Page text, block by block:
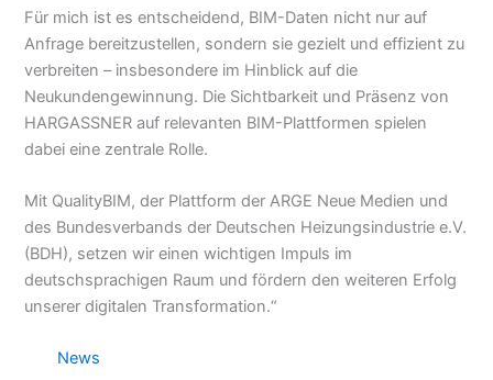
Für mich ist es entscheidend, BIM-Daten nicht nur auf
Anfrage bereitzustellen, sondern sie gezielt und effizient zu
verbreiten – insbesondere im Hinblick auf die
Neukundengewinnung. Die Sichtbarkeit und Präsenz von
HARGASSNER auf relevanten BIM-Plattformen spielen
dabei eine zentrale Rolle.
Mit QualityBIM, der Plattform der ARGE Neue Medien und
des Bundesverbands der Deutschen Heizungsindustrie e.V.
(BDH), setzen wir einen wichtigen Impuls im
deutschsprachigen Raum und fördern den weiteren Erfolg
unserer digitalen Transformation.“
News